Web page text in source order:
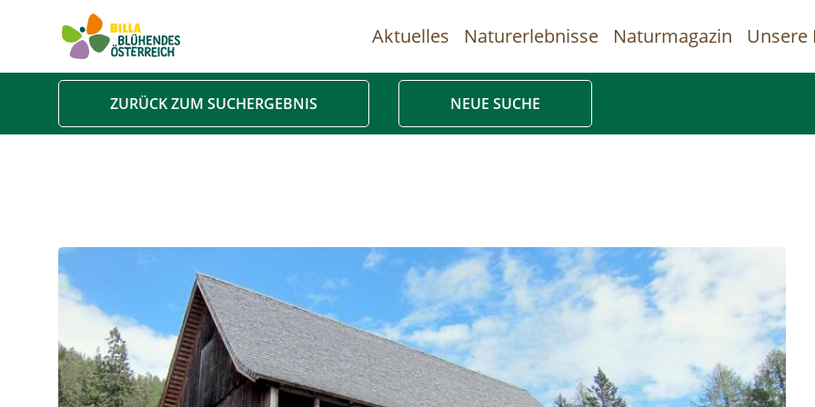
Hauptnavigation
Aktuelles Naturerlebnisse Naturmagazin Unsere
ZURÜCK ZUM SUCHERGEBNIS NEUE SUCHE